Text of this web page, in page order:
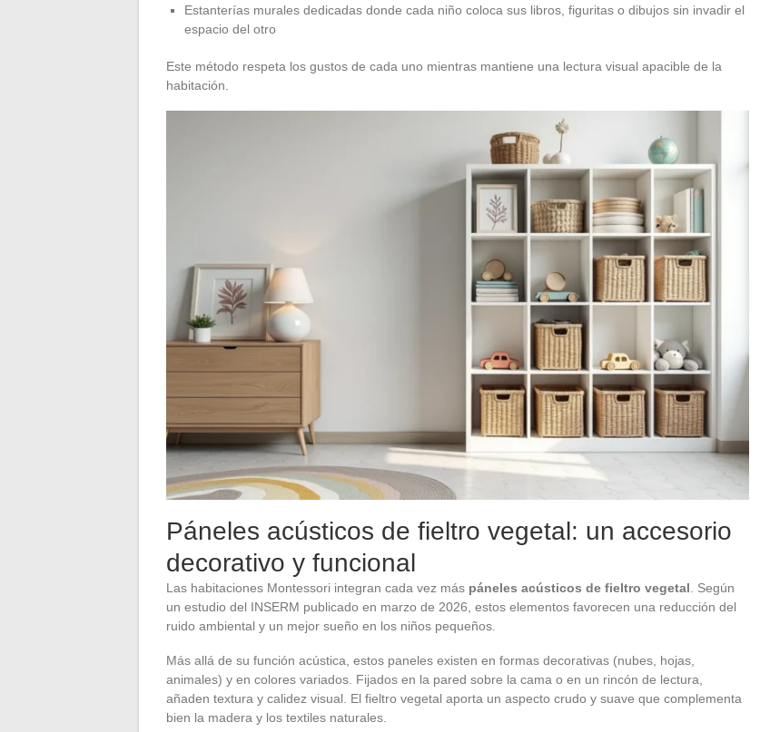
Estanterías murales dedicadas donde cada niño coloca sus libros, figuritas o dibujos sin invadir el
espacio del otro
Este método respeta los gustos de cada uno mientras mantiene una lectura visual apacible de la
habitación.
Páneles acústicos de fieltro vegetal: un accesorio
decorativo y funcional
Las habitaciones Montessori integran cada vez más páneles acústicos de fieltro vegetal . Según
un estudio del INSERM publicado en marzo de 2026, estos elementos favorecen una reducción del
ruido ambiental y un mejor sueño en los niños pequeños.
Más allá de su función acústica, estos paneles existen en formas decorativas (nubes, hojas,
animales) y en colores variados. Fijados en la pared sobre la cama o en un rincón de lectura,
añaden textura y calidez visual. El fieltro vegetal aporta un aspecto crudo y suave que complementa
bien la madera y los textiles naturales.